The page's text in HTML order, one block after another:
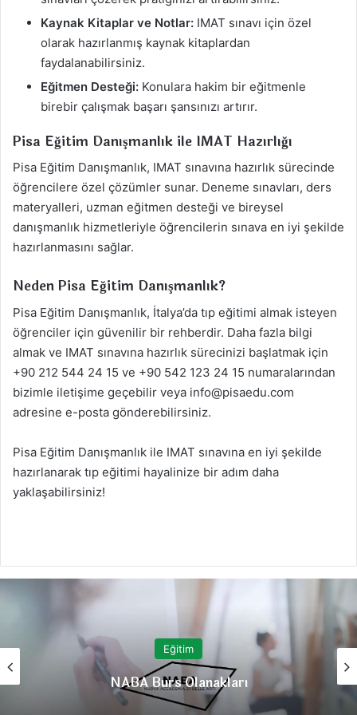
Kaynak Kitaplar ve Notlar: IMAT sınavı için özel
olarak hazırlanmış kaynak kitaplardan
faydalanabilirsiniz.
Eğitmen Desteği: Konulara hakim bir eğitmenle
birebir çalışmak başarı şansınızı artırır.
Pisa Eğitim Danışmanlık ile IMAT Hazırlığı
Pisa Eğitim Danışmanlık, IMAT sınavına hazırlık sürecinde
öğrencilere özel çözümler sunar. Deneme sınavları, ders
materyalleri, uzman eğitmen desteği ve bireysel
danışmanlık hizmetleriyle öğrencilerin sınava en iyi şekilde
hazırlanmasını sağlar.
Neden Pisa Eğitim Danışmanlık?
Pisa Eğitim Danışmanlık, İtalya’da tıp eğitimi almak isteyen
öğrenciler için güvenilir bir rehberdir. Daha fazla bilgi
almak ve IMAT sınavına hazırlık sürecinizi başlatmak için
+90 212 544 24 15 ve +90 542 123 24 15 numaralarından
bizimle iletişime geçebilir veya info@pisaedu.com
adresine e-posta gönderebilirsiniz.
Pisa Eğitim Danışmanlık ile IMAT sınavına en iyi şekilde
hazırlanarak tıp eğitimi hayalinize bir adım daha
yaklaşabilirsiniz!
Eğitim
İtalya’da Uluslararası Öğrenciler İçin En
Uygun Üniversiteler